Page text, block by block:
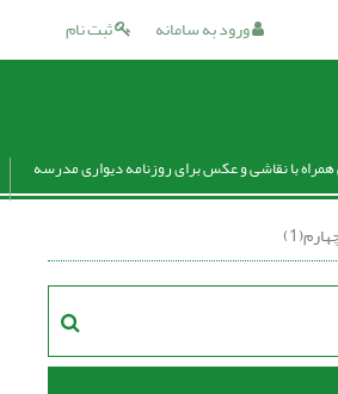
ثبت نام ورود به سامانه
با نقاشی و عکس برای روزنامه دیواری مدرسه